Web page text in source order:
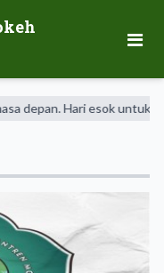
Hari esok untuk